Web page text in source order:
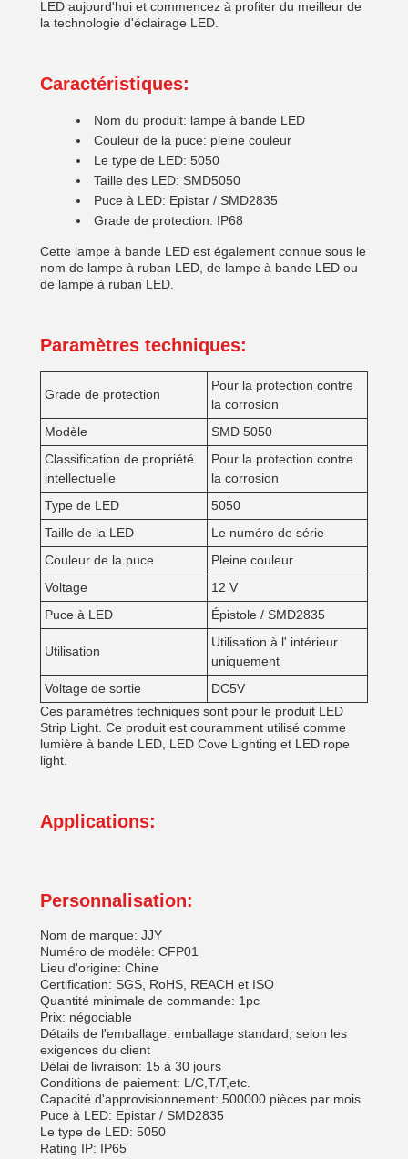
LED aujourd'hui et commencez à profiter du meilleur de
la technologie d'éclairage LED.
Caractéristiques:
Nom du produit: lampe à bande LED
Couleur de la puce: pleine couleur
Le type de LED: 5050
Taille des LED: SMD5050
Puce à LED: Epistar / SMD2835
Grade de protection: IP68
Cette lampe à bande LED est également connue sous le
nom de lampe à ruban LED, de lampe à bande LED ou
de lampe à ruban LED.
Paramètres techniques:
Grade de protection
Pour la protection contre
la corrosion
Modèle
SMD 5050
Classification de propriété
intellectuelle
Pour la protection contre
la corrosion
Type de LED
5050
Taille de la LED
Le numéro de série
Couleur de la puce
Pleine couleur
Voltage
12 V
Puce à LED
Épistole / SMD2835
Utilisation
Utilisation à l' intérieur
uniquement
Voltage de sortie
DC5V
Ces paramètres techniques sont pour le produit LED
Strip Light. Ce produit est couramment utilisé comme
lumière à bande LED, LED Cove Lighting et LED rope
light.
Applications:
Personnalisation:
Nom de marque: JJY
Numéro de modèle: CFP01
Lieu d'origine: Chine
Certification: SGS, RoHS, REACH et ISO
Quantité minimale de commande: 1pc
Prix: négociable
Détails de l'emballage: emballage standard, selon les
exigences du client
Délai de livraison: 15 à 30 jours
Conditions de paiement: L/C,T/T,etc.
Capacité d'approvisionnement: 500000 pièces par mois
Puce à LED: Epistar / SMD2835
Le type de LED: 5050
Rating IP: IP65